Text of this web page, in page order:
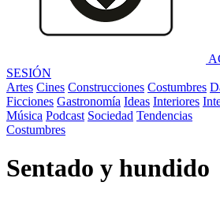
SESIÓN
Artes Cines Construcciones Costumbres
Ficciones Gastronomía Ideas Interiores
Música Podcast Sociedad Tendencias
Costumbres
Sentado y hundido